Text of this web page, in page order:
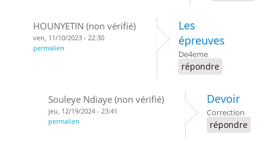
HOUNYETIN (non vérifié)
ven, 11/10/2023 - 22:30
permalien
Les
épreuves
De4eme
répondre
Souleye Ndiaye (non vérifié)
jeu, 12/19/2024 - 23:41
permalien
Devoir
Correction
répondre